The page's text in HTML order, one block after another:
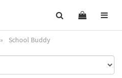
School Buddy